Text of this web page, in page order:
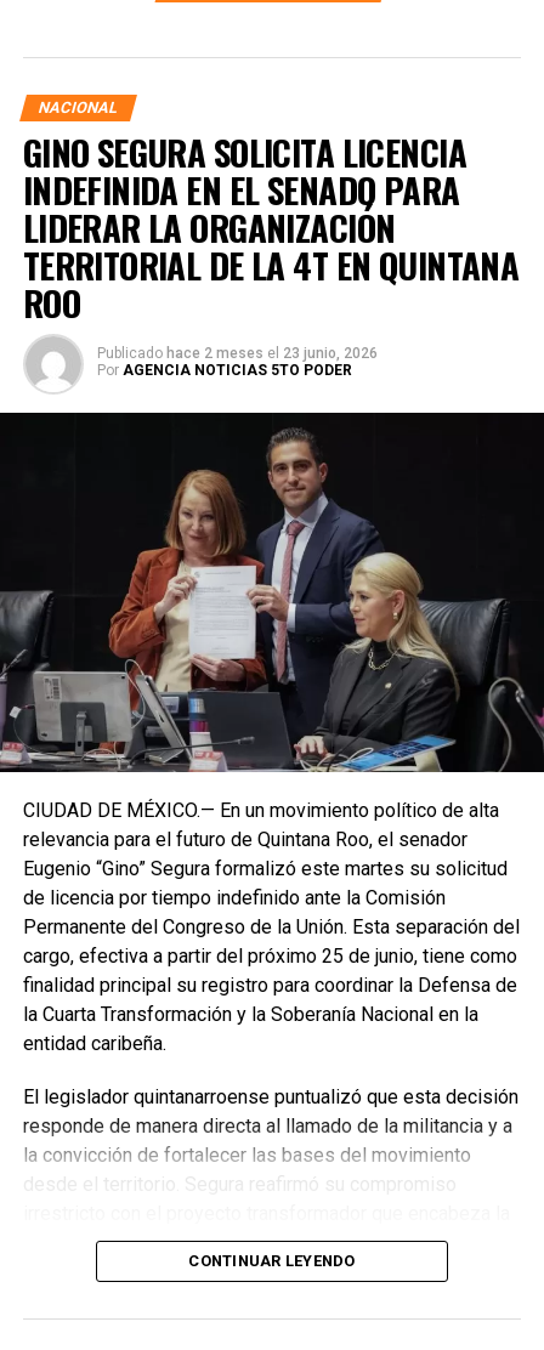
NACIONAL
GINO SEGURA SOLICITA LICENCIA
INDEFINIDA EN EL SENADO PARA
LIDERAR LA ORGANIZACIÓN
TERRITORIAL DE LA 4T EN QUINTANA
ROO
Publicado hace 2 meses el 23 junio, 2026
Por AGENCIA NOTICIAS 5TO PODER
CIUDAD DE MÉXICO.— En un movimiento político de alta
relevancia para el futuro de Quintana Roo, el senador
Eugenio “Gino” Segura formalizó este martes su solicitud
de licencia por tiempo indefinido ante la Comisión
Permanente del Congreso de la Unión. Esta separación del
cargo, efectiva a partir del próximo 25 de junio, tiene como
finalidad principal su registro para coordinar la Defensa de
la Cuarta Transformación y la Soberanía Nacional en la
entidad caribeña.
El legislador quintanarroense puntualizó que esta decisión
responde de manera directa al llamado de la militancia y a
la convicción de fortalecer las bases del movimiento
desde el territorio. Segura reafirmó su compromiso
presidenta de la República, Claudia Sheinbaum Pardo,
asegurando que la consolidación del bienestar social
CONTINUAR LEYENDO